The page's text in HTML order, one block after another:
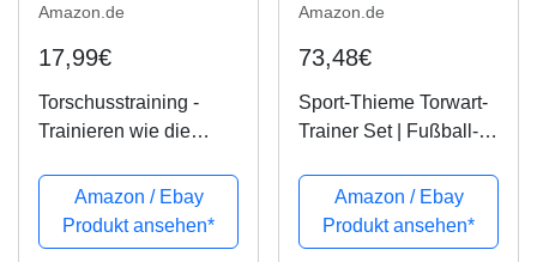
Amazon.de
17,99€
Torschusstraining -
Trainieren wie die
Amazon / Ebay
Produkt ansehen*
Amazon.de
73,48€
Sport-Thieme Torwart-
Trainer Set | Fußball-
Sprungkraft,
Schnellkraft |
Hochelastische
Amazon / Ebay
Produkt ansehen*